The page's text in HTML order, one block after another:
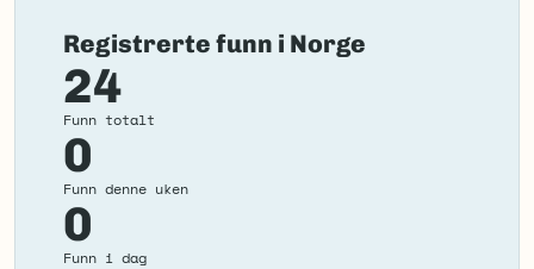
Registrerte funn i Norge
24
Funn totalt
0
Funn denne uken
0
Funn i dag